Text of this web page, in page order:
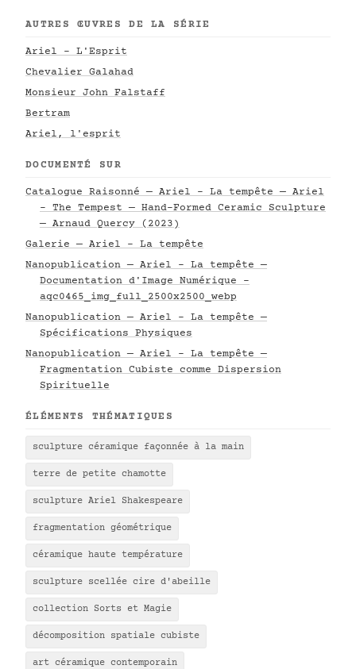
AUTRES ŒUVRES DE LA SÉRIE
Ariel - L'Esprit
Chevalier Galahad
Monsieur John Falstaff
Bertram
Ariel, l'esprit
DOCUMENTÉ SUR
Catalogue Raisonné — Ariel - La tempête — Ariel
- The Tempest — Hand-Formed Ceramic Sculpture
— Arnaud Quercy (2023)
Galerie — Ariel - La tempête
Nanopublication — Ariel - La tempête —
Documentation d'Image Numérique -
aqc0465_img_full_2500x2500_webp
Nanopublication — Ariel - La tempête —
Spécifications Physiques
Nanopublication — Ariel - La tempête —
Fragmentation Cubiste comme Dispersion
Spirituelle
ÉLÉMENTS THÉMATIQUES
sculpture céramique façonnée à la main
terre de petite chamotte
sculpture Ariel Shakespeare
fragmentation géométrique
céramique haute température
sculpture scellée cire d'abeille
collection Sorts et Magie
décomposition spatiale cubiste
art céramique contemporain